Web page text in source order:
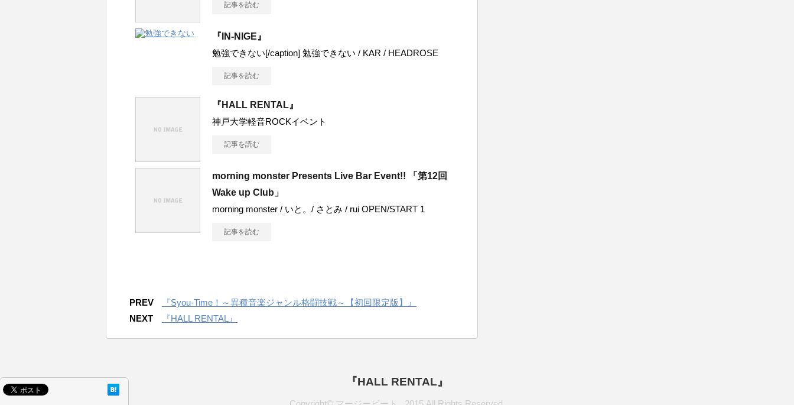
記事を読む
『IN-NIGE』
勉強できない[/caption] 勉強できない / KAR / HEADROSE
記事を読む
『HALL RENTAL』
神戸大学軽音ROCKイベント
記事を読む
morning monster Presents Live Bar Event!! 「第12回
Wake up Club」
morning monster / いと。/ さとみ / rui OPEN/START 1
記事を読む
PREV
『Syou-Time！～異種音楽ジャンル格闘技戦～【初回限定版】』
NEXT
『HALL RENTAL』
『HALL RENTAL』